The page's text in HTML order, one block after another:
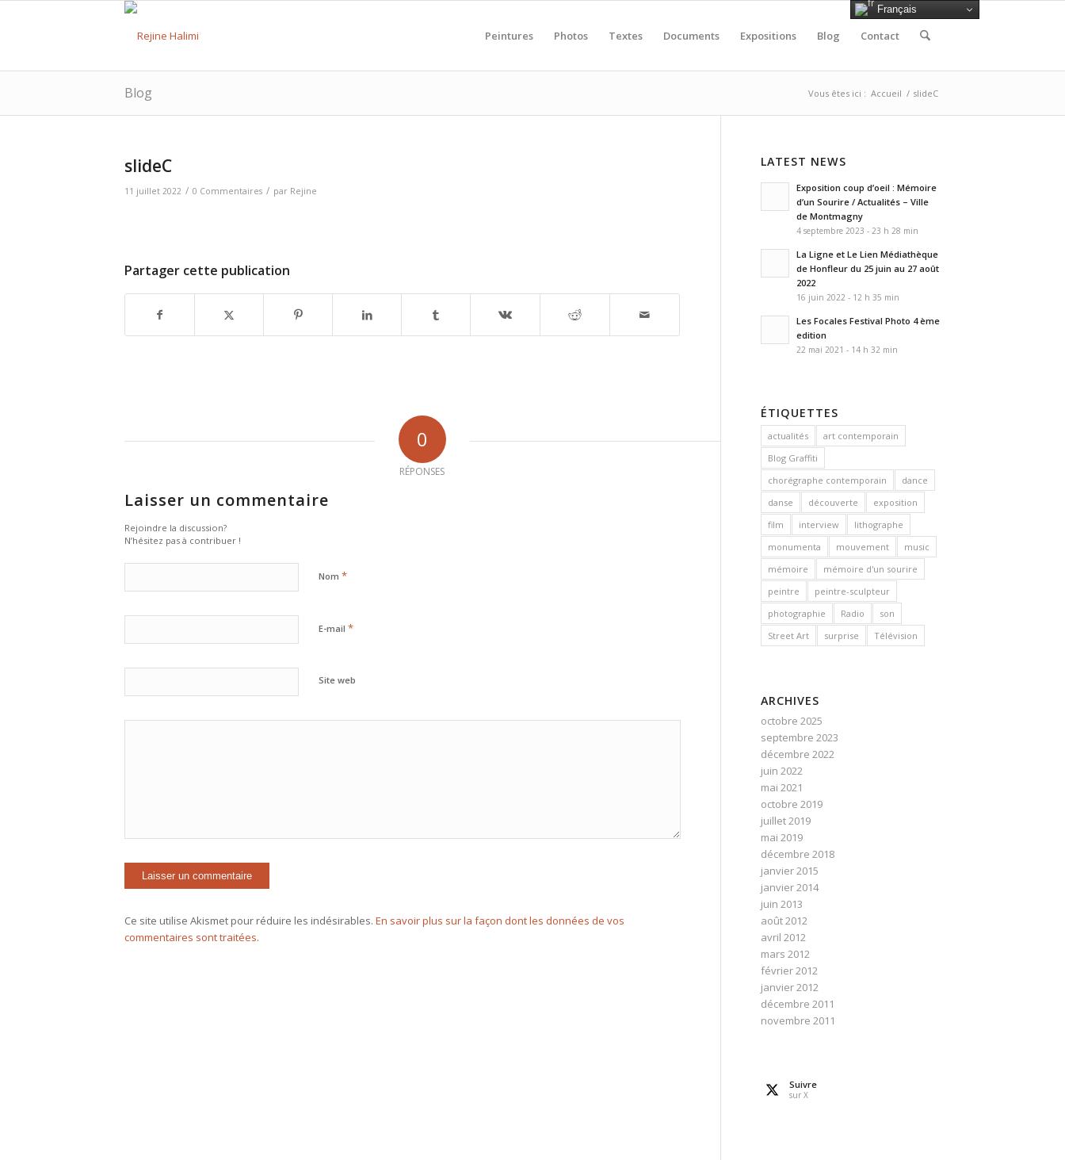
Peintures Photos Textes Documents Expositions Blog Contact
Blog Vous êtes ici : Accueil / slideC
slideC
11 juillet 2022 / 0 Commentaires / par Rejine
Partager cette publication
0
RÉPONSES
Laisser un commentaire
Rejoindre la discussion?
N’hésitez pas à contribuer !
Nom *
E-mail *
Site web
Ce site utilise Akismet pour réduire les indésirables. En savoir plus sur la façon dont les données de vos
commentaires sont traitées.
LATEST NEWS
Exposition coup d’oeil : Mémoire
d’un Sourire / Actualités – Ville
de Montmagny
4 septembre 2023 - 23 h 28 min
La Ligne et Le Lien Médiathèque
de Honfleur du 25 juin au 27 août
2022
16 juin 2022 - 12 h 35 min
Les Focales Festival Photo 4 ème
edition
22 mai 2021 - 14 h 32 min
ÉTIQUETTES
actualités
art contemporain
Blog Graffiti
chorégraphe contemporain
dance
danse
découverte
exposition
film
interview
lithographe
monumenta
mouvement
music
mémoire
mémoire d'un sourire
peintre
peintre-sculpteur
photographie
Radio
son
Street Art
surprise Télévision
ARCHIVES
octobre 2025
septembre 2023
décembre 2022
juin 2022
mai 2021
octobre 2019
juillet 2019
mai 2019
décembre 2018
janvier 2015
janvier 2014
juin 2013
août 2012
avril 2012
mars 2012
février 2012
janvier 2012
décembre 2011
novembre 2011
Suivre
sur X
Français